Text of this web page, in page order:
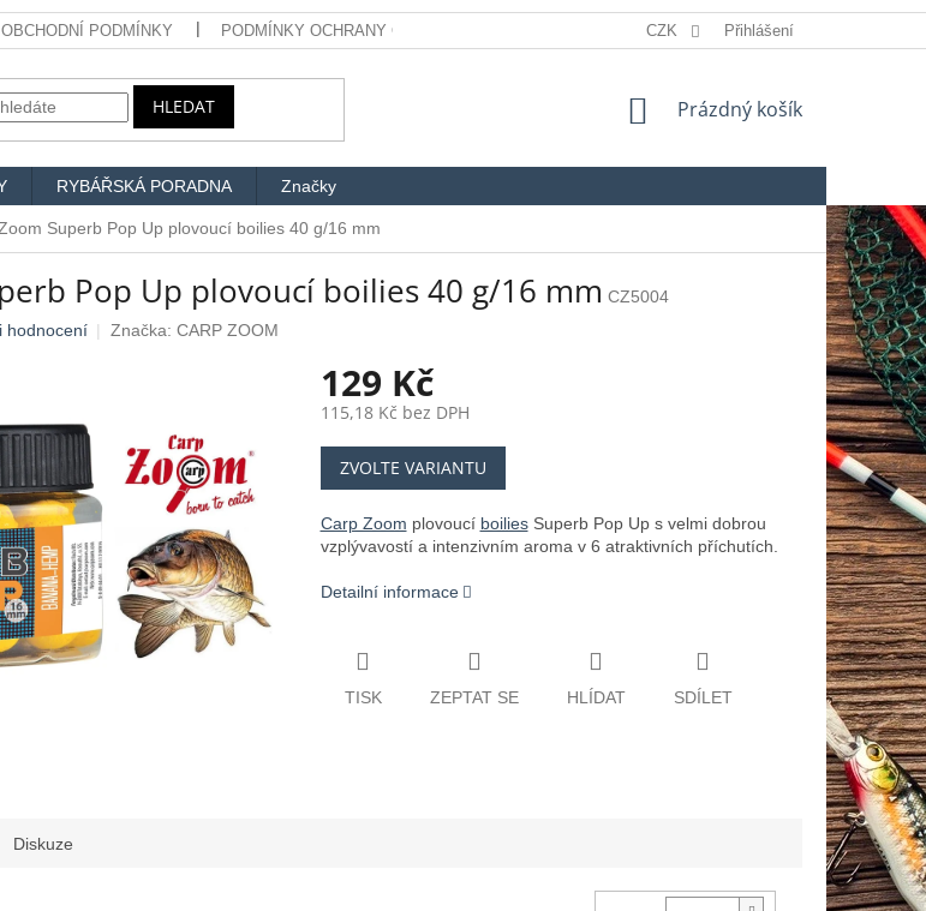
OBCHODNÍ PODMÍNKY PODMÍNKY OCHRANY OSOBNÍCH ÚDAJŮ REKLAMACE SLOVNÍK POJMŮ
CZK Přihlášení
HLEDAT
NÁKUPNÍ
Prázdný košík
RYBÁŘSKÁ PORADNA Značky
Superb Pop Up plovoucí boilies 40 g/16 mm
Pop Up plovoucí boilies 40 g/16 mm CZ5004
hodnocení Značka: CARP ZOOM
129 Kč
115,18 Kč bez DPH
Měrná
cena:
ZVOLTE VARIANTU
Carp Zoom plovoucí boiliesSuperb Pop Up s velmi dobrou
vzplývavostí a intenzivním aroma v 6 atraktivních příchutích.
Detailní informace
TISK ZEPTAT SE HLÍDAT SDÍLET
Diskuze